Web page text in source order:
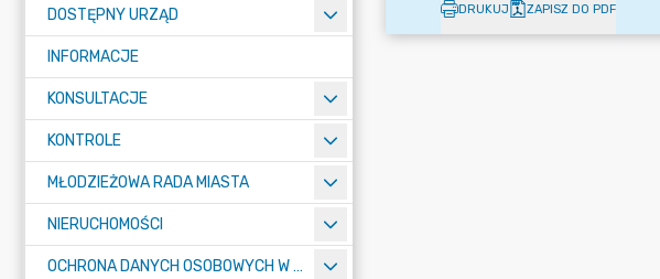
DOSTĘPNY URZĄD
INFORMACJE
KONSULTACJE
KONTROLE
MŁODZIEŻOWA RADA MIASTA
NIERUCHOMOŚCI
OCHRONA DANYCH OSOBOWYCH W URZĘDZIE MIASTA ŻORY - RODO
DRUKUJ ZAPISZ DO PDF